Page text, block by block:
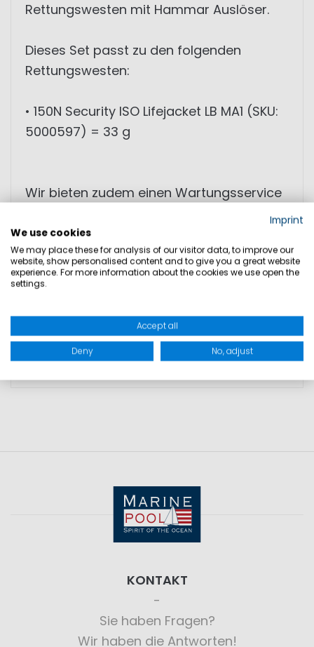
Rettungswesten mit Hammar Auslöser.
Dieses Set passt zu den folgenden
Rettungswesten:
• 150N Security ISO Lifejacket LB MA1 (SKU:
5000597) = 33 g
Wir bieten zudem einen Wartungsservice
Sollten Sie sich nicht sicher sein, welches
Set zu Ihrer Weste passt, so kontaktieren
Sie uns bitte unter info@marinestore.de
PRODUKTSICHERHEIT
KONTAKT
Sie haben Fragen?
Wir haben die Antworten!
Imprint
We use cookies
We may place these for analysis of our visitor data, to improve our
website, show personalised content and to give you a great website
experience. For more information about the cookies we use open the
settings.
Accept all
Deny No, adjust